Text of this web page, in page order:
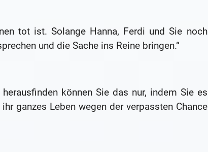
tot ist. Solange Hanna, Ferdi und Sie noch
und die Sache ins Reine bringen.“
können Sie das nur, indem Sie es
ganzes Leben wegen der verpassten Chance